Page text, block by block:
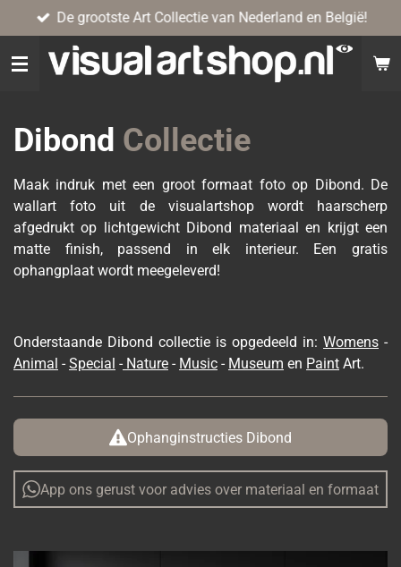
direct
naar
De grootste Art Collectie van Nederland en België!
Dibond Collectie
Maak indruk met een groot formaat foto op Dibond. De
wallart foto uit de visualartshop wordt haarscherp
afgedrukt op lichtgewicht Dibond materiaal en krijgt een
matte finish, passend in elk interieur. Een gratis
ophangplaat wordt meegeleverd!
Onderstaande Dibond collectie is opgedeeld in: Womens -
Animal - Special - Nature - Music - Museum en Paint Art.
Ophanginstructies Dibond
App ons gerust voor advies over materiaal en formaat